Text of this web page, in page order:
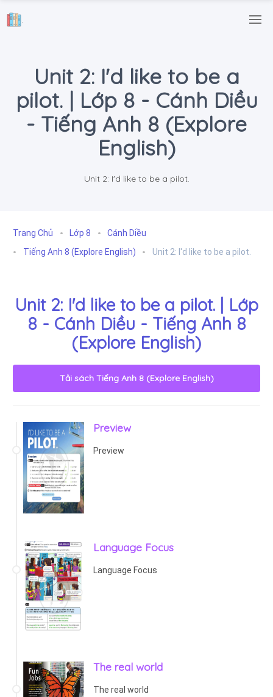
.
Unit 2: I'd like to be a
pilot. | Lớp 8 - Cánh Diều
- Tiếng Anh 8 (Explore
English)
Unit 2: I'd like to be a pilot.
Trang Chủ Lớp 8
Cánh Diều
Tiếng Anh 8 (Explore English)
Unit 2: I'd like to be a pilot.
Unit 2: I'd like to be a pilot. | Lớp
8 - Cánh Diều - Tiếng Anh 8
(Explore English)
Tải sách Tiếng Anh 8 (Explore English)
Preview
Preview
Language Focus
Language Focus
The real world
The real world